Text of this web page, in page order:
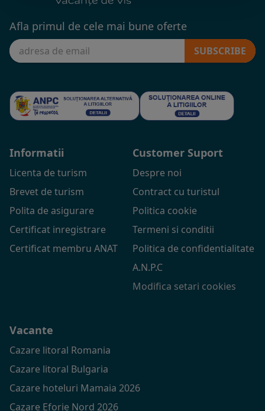
Afla primul de cele mai bune oferte
SUBSCRIBE
Informatii
Licenta de turism
Brevet de turism
Polita de asigurare
Certificat inregistrare
Certificat membru ANAT
Customer Suport
Despre noi
Contract cu turistul
Politica cookie
Termeni si conditii
Politica de confidentialitate
A.N.P.C
Modifica setari cookies
Vacante
Cazare litoral Romania
Cazare litoral Bulgaria
Cazare hoteluri Mamaia 2026
Cazare Eforie Nord 2026